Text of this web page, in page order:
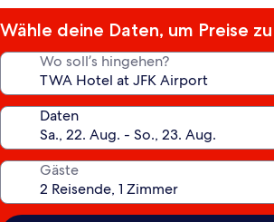
Wähle deine Daten, um Preise
Wo soll’s hingehen?
Daten
Gäste